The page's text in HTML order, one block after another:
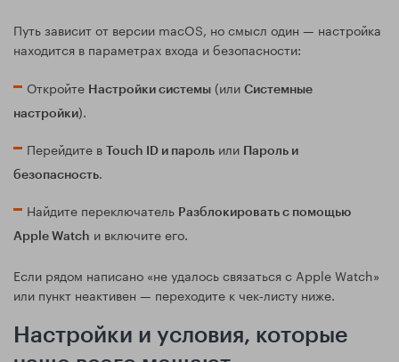
Путь зависит от версии macOS, но смысл один — настройка
находится в параметрах входа и безопасности:
Откройте Настройки системы (или Системные
настройки).
Перейдите в
Touch ID и пароль или
Пароль и
безопасность.
Найдите переключатель Разблокировать с помощью
Apple Watch и включите его.
Если рядом написано «не удалось связаться с Apple Watch»
или пункт неактивен — переходите к чек‑листу ниже.
Настройки и условия, которые